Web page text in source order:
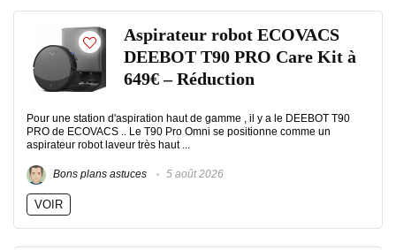
Aspirateur robot ECOVACS
DEEBOT T90 PRO Care Kit à
649€ – Réduction
Pour une station d'aspiration haut de gamme , il y a le DEEBOT T90
PRO de ECOVACS .. Le T90 Pro Omni se positionne comme un
aspirateur robot laveur très haut ...
Bons plans astuces 5 août 2026
VOIR